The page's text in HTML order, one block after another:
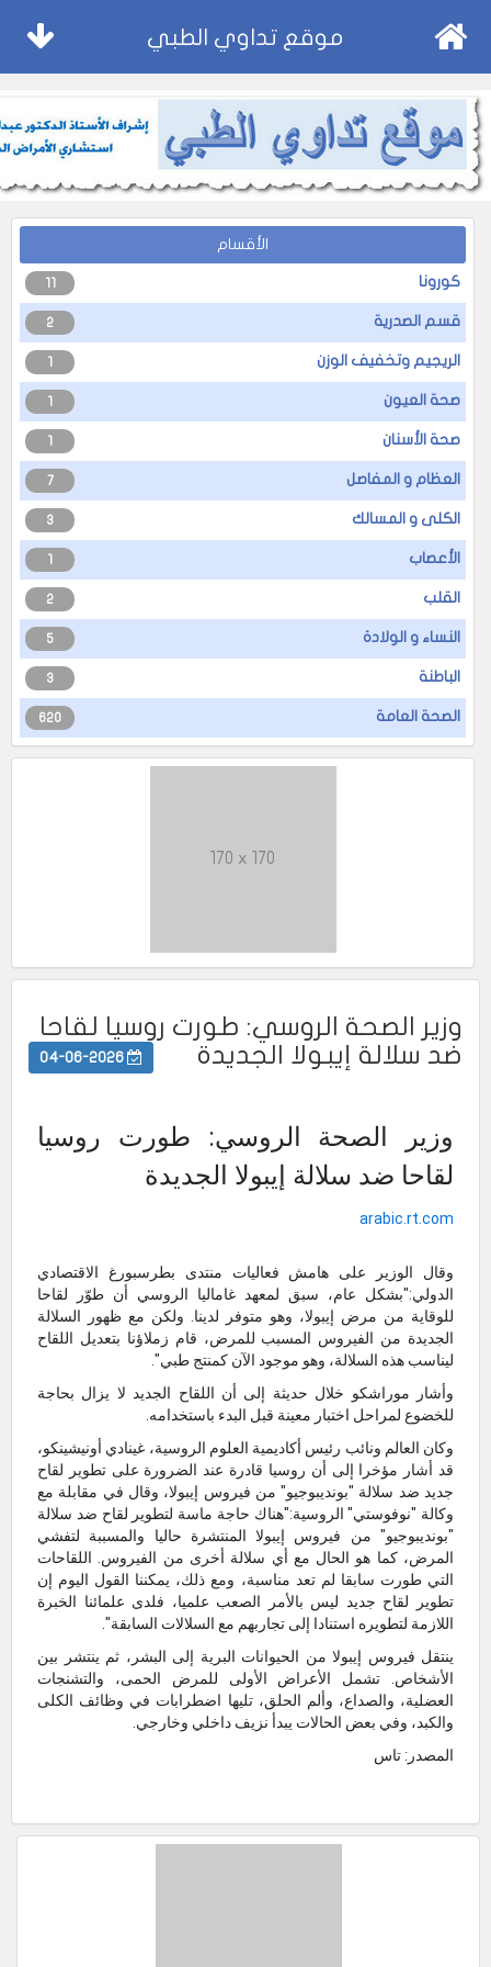
موقع تداوي الطبي
الأقسام
كورونا 11
قسم الصدرية 2
الريجيم وتخفيف الوزن 1
صحة العيون 1
صحة الأسنان 1
العظام و المفاصل 7
الكلى و المسالك 3
الأعصاب 1
القلب 2
النساء و الولادة 5
الباطنة 3
الصحة العامة 620
170 x 170
وزير الصحة الروسي: طورت روسيا لقاحا
ضد سلالة إيبولا الجديدة
وزير الصحة الروسي: طورت روسيا
لقاحا ضد سلالة إيبولا الجديدة
arabic.rt.com
وقال الوزير على هامش فعاليات منتدى بطرسبورغ الاقتصادي
الدولي:"بشكل عام، سبق لمعهد غاماليا الروسي أن طوّر لقاحا
للوقاية من مرض إيبولا، وهو متوفر لدينا. ولكن مع ظهور السلالة
الجديدة من الفيروس المسبب للمرض، قام زملاؤنا بتعديل اللقاح
ليناسب هذه السلالة، وهو موجود الآن كمنتج طبي".
وأشار موراشكو خلال حديثة إلى أن اللقاح الجديد لا يزال بحاجة
للخضوع لمراحل اختبار معينة قبل البدء باستخدامه.
وكان العالم ونائب رئيس أكاديمية العلوم الروسية، غينادي أونيشينكو،
قد أشار مؤخرا إلى أن روسيا قادرة عند الضرورة على تطوير لقاح
جديد ضد سلالة "بونديبوجيو" من فيروس إيبولا، وقال في مقابلة مع
وكالة "نوفوستي" الروسية:"هناك حاجة ماسة لتطوير لقاح ضد سلالة
"بونديبوجيو" من فيروس إيبولا المنتشرة حاليا والمسببة لتفشي
المرض، كما هو الحال مع أي سلالة أخرى من الفيروس. اللقاحات
التي طورت سابقا لم تعد مناسبة، ومع ذلك، يمكننا القول اليوم إن
تطوير لقاح جديد ليس بالأمر الصعب علميا، فلدى علمائنا الخبرة
اللازمة لتطويره استنادا إلى تجاربهم مع السلالات السابقة".
ينتقل فيروس إيبولا من الحيوانات البرية إلى البشر، ثم ينتشر بين
الأشخاص. تشمل الأعراض الأولى للمرض الحمى، والتشنجات
العضلية، والصداع، وألم الحلق، تليها اضطرابات في وظائف الكلى
والكبد، وفي بعض الحالات يبدأ نزيف داخلي وخارجي.
المصدر: تاس